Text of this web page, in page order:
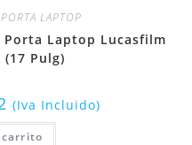
PORTA LAPTOP
Laptop Lucasfilm
(17 Pulg)
(Iva Incluido)